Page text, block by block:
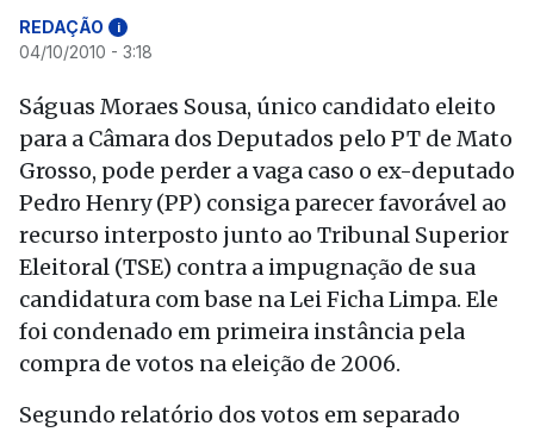
REDAÇÃO i
04/10/2010 - 3:18
Ságuas Moraes Sousa, único candidato eleito
para a Câmara dos Deputados pelo PT de Mato
Grosso, pode perder a vaga caso o ex-deputado
Pedro Henry (PP) consiga parecer favorável ao
recurso interposto junto ao Tribunal Superior
Eleitoral (TSE) contra a impugnação de sua
candidatura com base na Lei Ficha Limpa. Ele
foi condenado em primeira instância pela
compra de votos na eleição de 2006.
Segundo relatório dos votos em separado